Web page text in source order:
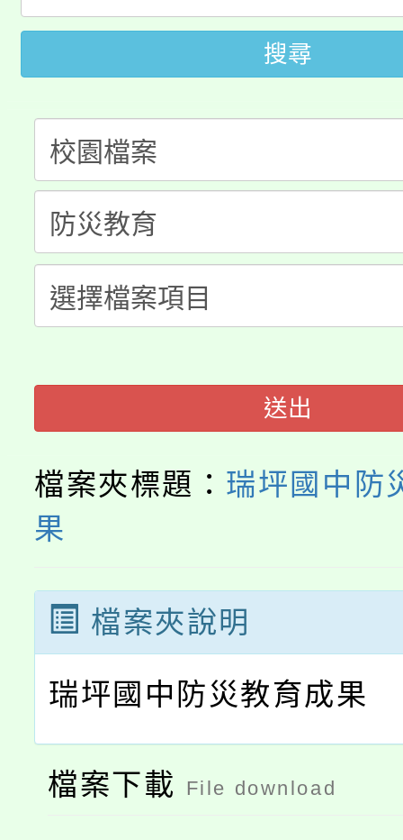
場熱烈登場!
8/21下午1時於龍潭區
YOUNG桃局內行報名
局官網。
開!
115年桃園市運動會8/
田徑場及游泳池舉行。
桃園市低收入戶享有免
視費優惠，中低收入戶
半價優惠，詳情可洽有
大園自造教育及科技中
份教師增能研習
大溪自造教育及科技中
份教師研習
淨零綠生活教案入校路
會
115年食農教育專業人
程
搜尋
送出
檔案夾標題： 瑞坪國中防
果
檔案夾說明
瑞坪國中防災教育成果
檔案下載 File download